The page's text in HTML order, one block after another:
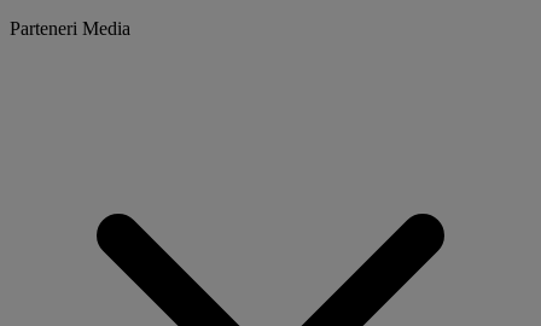
Parteneri Media